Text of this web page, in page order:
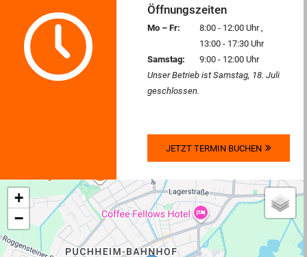
Öffnungszeiten
Mo – Fr:
8:00 - 12:00 Uhr
13:00 - 17:30 Uhr
Samstag:
9:00 - 12:00 Uhr
Unser Betrieb ist Samstag, 18. Juli
geschlossen.
JETZT TERMIN BUCHEN
+
−